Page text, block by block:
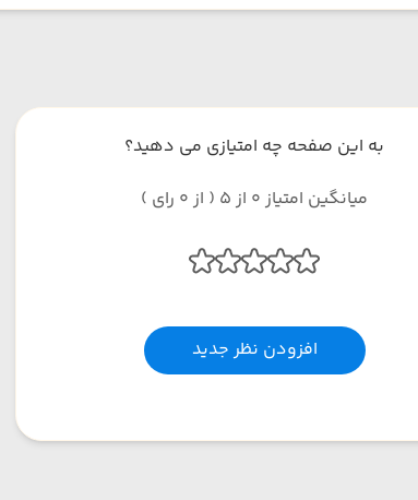
به این صفحه چه امتیازی می دهید؟
میانگین امتیاز 0 از 5 ( از 0 رای )
افزودن نظر جدید